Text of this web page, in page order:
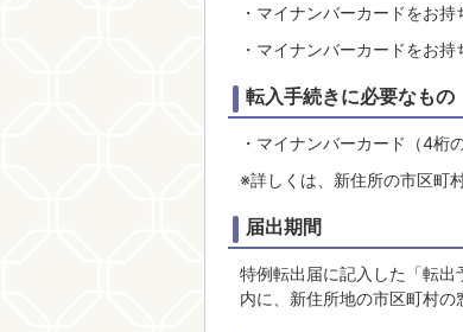
・マイナンバーカードをお持
・マイナンバーカードをお
転入手続きに必要なもの
・マイナンバーカード（4桁
※詳しくは、新住所の市区町
届出期間
特例転出届に記入した「転
内に、新住所地の市区町村の